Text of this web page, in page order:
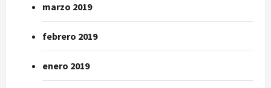
marzo 2019
febrero 2019
enero 2019